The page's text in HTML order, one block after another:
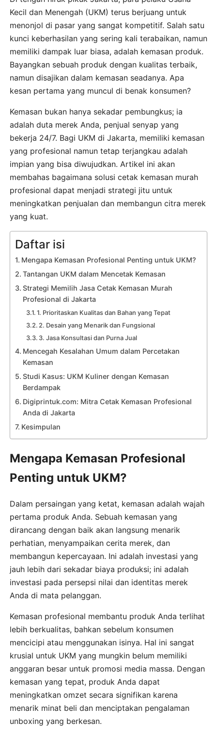
Kecil dan Menengah (UKM) terus berjuang untuk
menonjol di pasar yang sangat kompetitif. Salah satu
kunci keberhasilan yang sering kali terabaikan, namun
memiliki dampak luar biasa, adalah kemasan produk.
Bayangkan sebuah produk dengan kualitas terbaik,
namun disajikan dalam kemasan seadanya. Apa
kesan pertama yang muncul di benak konsumen?
Kemasan bukan hanya sekadar pembungkus; ia
adalah duta merek Anda, penjual senyap yang
bekerja 24/7. Bagi UKM di Jakarta, memiliki kemasan
yang profesional namun tetap terjangkau adalah
impian yang bisa diwujudkan. Artikel ini akan
membahas bagaimana solusi cetak kemasan murah
profesional dapat menjadi strategi jitu untuk
meningkatkan penjualan dan membangun citra merek
yang kuat.
Daftar isi
Mengapa Kemasan Profesional Penting untuk UKM?
Tantangan UKM dalam Mencetak Kemasan
Strategi Memilih Jasa Cetak Kemasan Murah
Profesional di Jakarta
1. Prioritaskan Kualitas dan Bahan yang Tepat
2. Desain yang Menarik dan Fungsional
3. Jasa Konsultasi dan Purna Jual
Mencegah Kesalahan Umum dalam Percetakan
Kemasan
Studi Kasus: UKM Kuliner dengan Kemasan
Berdampak
Digiprintuk.com: Mitra Cetak Kemasan Profesional
Anda di Jakarta
Kesimpulan
Mengapa Kemasan Profesional
Penting untuk UKM?
Dalam persaingan yang ketat, kemasan adalah wajah
pertama produk Anda. Sebuah kemasan yang
dirancang dengan baik akan langsung menarik
perhatian, menyampaikan cerita merek, dan
membangun kepercayaan. Ini adalah investasi yang
jauh lebih dari sekadar biaya produksi; ini adalah
investasi pada persepsi nilai dan identitas merek
Anda di mata pelanggan.
Kemasan profesional membantu produk Anda terlihat
lebih berkualitas, bahkan sebelum konsumen
mencicipi atau menggunakan isinya. Hal ini sangat
krusial untuk UKM yang mungkin belum memiliki
anggaran besar untuk promosi media massa. Dengan
kemasan yang tepat, produk Anda dapat
meningkatkan omzet secara signifikan karena
menarik minat beli dan menciptakan pengalaman
unboxing yang berkesan.